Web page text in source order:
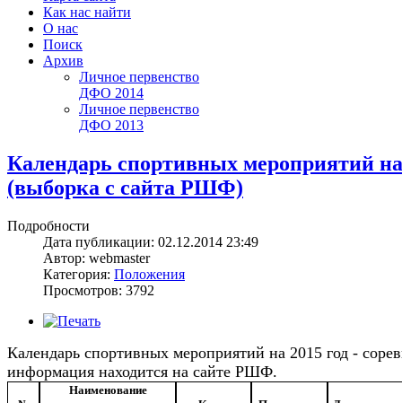
Как нас найти
О нас
Поиск
Архив
Личное первенство
ДФО 2014
Личное первенство
ДФО 2013
Календарь спортивных мероприятий
(выборка с сайта РШФ)
Подробности
Дата публикации: 02.12.2014 23:49
Автор: webmaster
Категория: Положения
Просмотров: 3792
Календарь спортивных мероприятий на 2015 год -
информация находится на сайте РШФ.
Наименование